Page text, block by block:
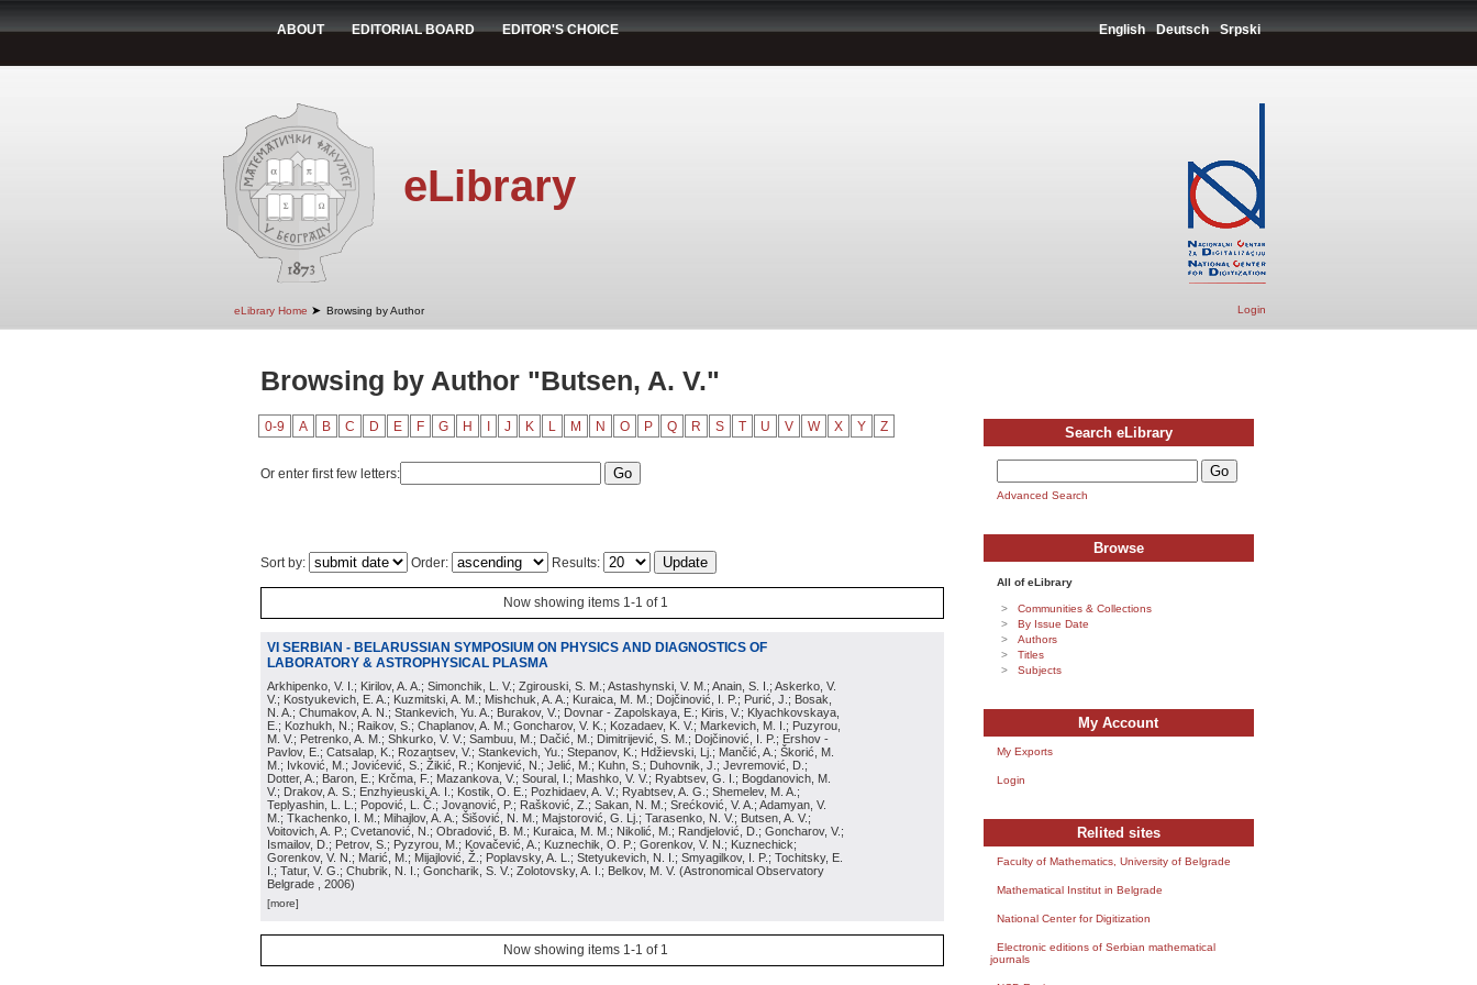
ABOUT EDITORIAL BOARD EDITOR'S CHOICE English Deutsch Srpski
eLibrary
eLibrary Home ➤ Browsing by Author Login
Browsing by Author "Butsen, A. V."
0-9 A B C D E F G H J K L M N O P Q R S T U V W X Y Z
Or enter first few letters:
Sort by: Order: Results:
Now showing items 1-1 of 1
VI SERBIAN - BELARUSSIAN SYMPOSIUM ON PHYSICS AND DIAGNOSTICS OF
LABORATORY & ASTROPHYSICAL PLASMA
Arkhipenko, V. I.; Kirilov, A. A.; Simonchik, L. V.; Zgirouski, S. M.; Astashynski, V. M.; Anain, S. I.; Askerko, V.
V.; Kostyukevich, E. A.; Kuzmitski, A. M.; Mishchuk, A. A.; Kuraica, M. M.; Dojčinović, I. P.; Purić, J.; Bosak,
N. A.; Chumakov, A. N.; Stankevich, Yu. A.; Burakov, V.; Dovnar - Zapolskaya, E.; Kiris, V.; Klyachkovskaya,
E.; Kozhukh, N.; Raikov, S.; Chaplanov, A. M.; Goncharov, V. K.; Kozadaev, K. V.; Markevich, M. I.; Puzyrou,
M. V.; Petrenko, A. M.; Shkurko, V. V.; Sambuu, M.; Dačić, M.; Dimitrijević, S. M.; Dojčinović, I. P.; Ershov -
Pavlov, E.; Catsalap, K.; Rozantsev, V.; Stankevich, Yu.; Stepanov, K.; Hdžievski, Lj.; Mančić, A.; Škorić, M.
M.; Ivković, M.; Jovićević, S.; Žikić, R.; Konjević, N.; Jelić, M.; Kuhn, S.; Duhovnik, J.; Jevremović, D.;
Dotter, A.; Baron, E.; Krčma, F.; Mazankova, V.; Soural, I.; Mashko, V. V.; Ryabtsev, G. I.; Bogdanovich, M.
V.; Drakov, A. S.; Enzhyieuski, A. I.; Kostik, O. E.; Pozhidaev, A. V.; Ryabtsev, A. G.; Shemelev, M. A.;
Teplyashin, L. L.; Popović, L. Č.; Jovanović, P.; Rašković, Z.; Sakan, N. M.; Srećković, V. A.; Adamyan, V.
M.; Tkachenko, I. M.; Mihajlov, A. A.; Šišović, N. M.; Majstorović, G. Lj.; Tarasenko, N. V.; Butsen, A. V.;
Voitovich, A. P.; Cvetanović, N.; Obradović, B. M.; Kuraica, M. M.; Nikolić, M.; Randjelović, D.; Goncharov, V.;
Ismailov, D.; Petrov, S.; Pyzyrou, M.; Kovačević, A.; Kuznechik, O. P.; Gorenkov, V. N.; Kuznechick;
Gorenkov, V. N.; Marić, M.; Mijajlović, Ž.; Poplavsky, A. L.; Stetyukevich, N. I.; Smyagilkov, I. P.; Tochitsky, E.
I.; Tatur, V. G.; Chubrik, N. I.; Goncharik, S. V.; Zolotovsky, A. I.; Belkov, M. V. (Astronomical Observatory
Belgrade
, 2006)
[more]
Now showing items 1-1 of 1
Search eLibrary
Advanced Search
Browse
All of eLibrary
Communities & Collections
By Issue Date
Authors
Titles
Subjects
My Account
My Exports
Login
Relited sites
Faculty of Mathematics, University of Belgrade
Mathematical Institut in Belgrade
National Center for Digitization
Electronic editions of Serbian mathematical
journals